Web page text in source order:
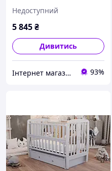
Недоступний
5 845₴
Дивитись
Інтернет магазин МІШКА 93%